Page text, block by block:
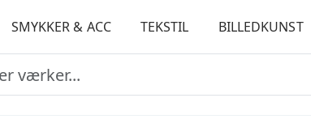
SMYKKER & ACC TEKSTIL BILLEDKUNST